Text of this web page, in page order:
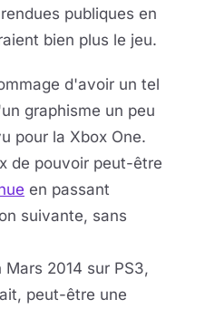
publiques en
bien plus le jeu.
d'avoir un tel
graphisme un peu
pour la Xbox One.
de pouvoir peut-être
en passant
suivante, sans
2014 sur PS3,
peut-être une